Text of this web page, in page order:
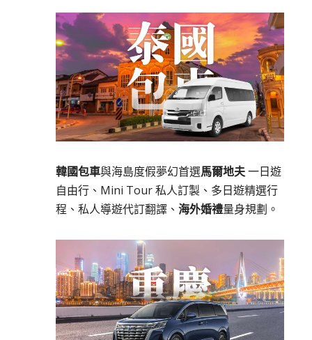
韓國包車與海島度假夢幻首選馬爾地夫一日遊
自由行、Mini Tour 私人訂製、多日遊精選行
程、私人導遊代訂翻譯、 海外婚禮量身規劃。